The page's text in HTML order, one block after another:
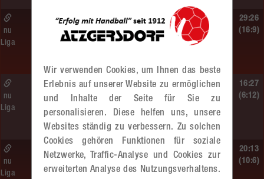
So. 14.06.2026 | 13:20 Uhr |
nu
Liga
29:26
(16:9)
So. 14.06.2026 | 11:20 Uhr |
MU13
MADx WAT Atzgersdorf –
roomz JAGS Devils
nu
Liga
16:27
(6:12)
So. 14.06.2026 | 10:30 Uhr |
nu
Liga
20:13
(10:6)
Wir verwenden Cookies, um Ihnen das beste
Erlebnis auf unserer Website zu ermöglichen
und Inhalte der Seite für Sie zu
personalisieren. Diese helfen uns, unsere
Websites ständig zu verbessern. Zu solchen
Cookies gehören Funktionen für soziale
Netzwerke, Traffic-Analyse und Cookies zur
erweiterten Analyse des Nutzungsverhaltens.